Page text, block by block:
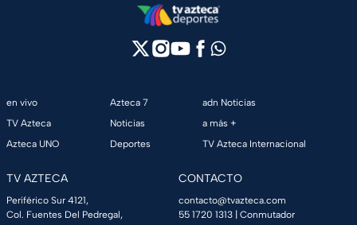
en vivo
TV Azteca
Azteca UNO
Azteca 7
Noticias
Deportes
adn Noticias
a más +
TV Azteca Internacional
TV AZTECA
Periférico Sur 4121,
Col. Fuentes Del Pedregal,
CONTACTO
contacto@tvazteca.com
55 1720 1313 | Conmutador